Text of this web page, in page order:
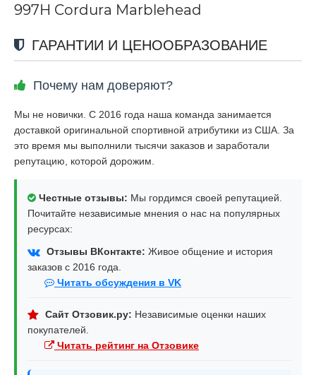
997H Cordura Marblehead
ГАРАНТИИ И ЦЕНООБРАЗОВАНИЕ
Почему нам доверяют?
Мы не новички. С 2016 года наша команда занимается
доставкой оригинальной спортивной атрибутики из США. За
это время мы выполнили тысячи заказов и заработали
репутацию, которой дорожим.
Честные отзывы: Мы гордимся своей репутацией.
Почитайте независимые мнения о нас на популярных
ресурсах:
Отзывы ВКонтакте: Живое общение и история
заказов с 2016 года.
Читать обсуждения в VK
Сайт Отзовик.ру: Независимые оценки наших
покупателей.
Читать рейтинг на Отзовике